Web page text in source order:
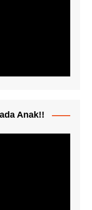
Anak!!